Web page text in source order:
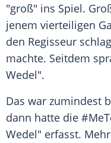
"groß" ins Spiel.
jenem vierteiligen
den Regisseur
machte. Seitdem
Wedel".
Das war zumindest
dann hatte die
Wedel" erfasst.